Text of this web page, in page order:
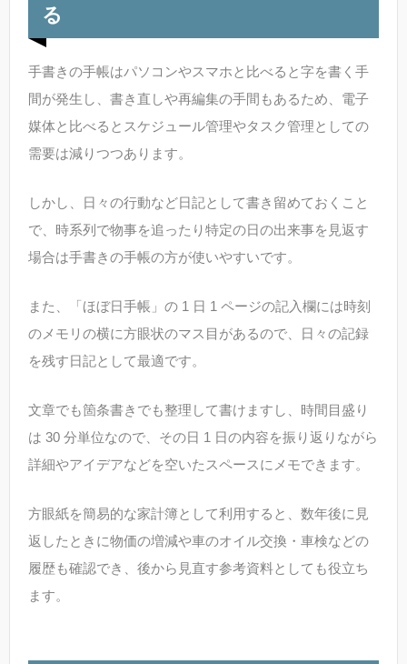
る
手書きの手帳はパソコンやスマホと比べると字を書く手
間が発生し、書き直しや再編集の手間もあるため、電子
媒体と比べるとスケジュール管理やタスク管理としての
需要は減りつつあります。
しかし、日々の行動など日記として書き留めておくこと
で、時系列で物事を追ったり特定の日の出来事を見返す
場合は手書きの手帳の方が使いやすいです。
また、「ほぼ日手帳」の 1 日 1 ページの記入欄には時刻
のメモリの横に方眼状のマス目があるので、日々の記録
を残す日記として最適です。
文章でも箇条書きでも整理して書けますし、時間目盛り
は 30 分単位なので、その日 1 日の内容を振り返りながら
詳細やアイデアなどを空いたスペースにメモできます。
方眼紙を簡易的な家計簿として利用すると、数年後に見
返したときに物価の増減や車のオイル交換・車検などの
履歴も確認でき、後から見直す参考資料としても役立ち
ます。